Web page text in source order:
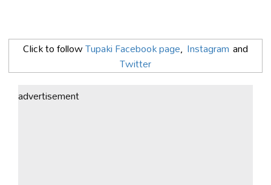
Click to followTupaki Facebook page, Instagram and
Twitter
advertisement